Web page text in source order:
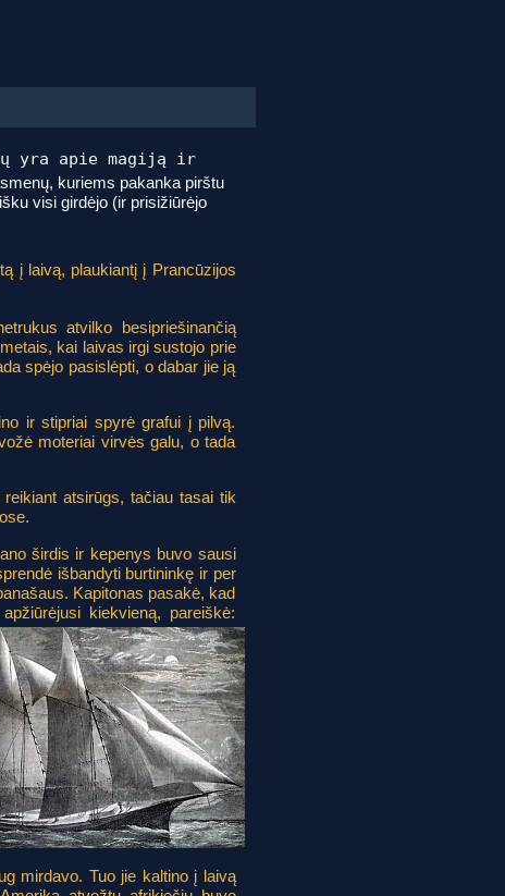
yra apie magiją ir
kuriems pakanka pirštu
visi girdėjo (ir prisižiūrėjo
į laivą, plaukiantį į Prancūzijos
atvilko besipriešinančią
kai laivas irgi sustojo prie
spėjo pasislėpti, o dabar jie ją
ir stipriai spyrė grafui į pilvą.
moteriai virvės galu, o tada
atsirūgs, tačiau tasai tik
širdis ir kepenys buvo sausi
išbandyti burtininkę ir per
Kapitonas pasakė, kad
kiekvieną, pareiškė:
mirdavo. Tuo jie kaltino į laivą